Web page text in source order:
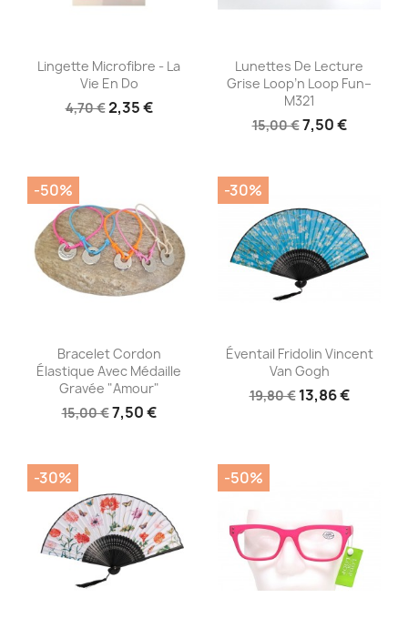
Aperçu rapide
Lingette Microfibre - La
Vie En Do
4,70 €2,35 €
Aperçu rapide
Lunettes De Lecture
Grise Loop’n Loop Fun–
M321
15,00 €7,50 €
Aperçu rapide
Bracelet Cordon
Élastique Avec Médaille
Gravée "Amour"
15,00 €7,50 €
-50%
Aperçu rapide
Éventail Fridolin Vincent
Van Gogh
19,80 € 13,86 €
-30%
-30% -50%